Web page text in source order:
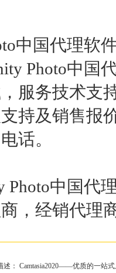
中国代理软
Photo中国
服务技术支
持及销售报
话。
中国代
，经销代理
述： Camtasia2020——优质的一站